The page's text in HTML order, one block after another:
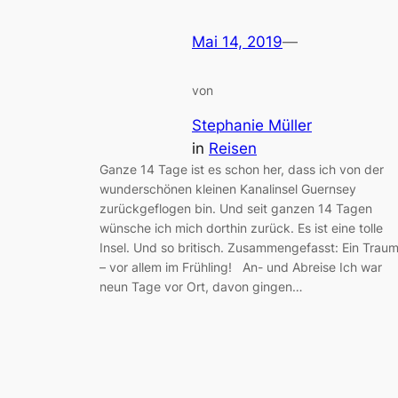
Mai 14, 2019—
von
Stephanie Müller
in Reisen
Ganze 14 Tage ist es schon her, dass ich von der
wunderschönen kleinen Kanalinsel Guernsey
zurückgeflogen bin. Und seit ganzen 14 Tagen
wünsche ich mich dorthin zurück. Es ist eine tolle
Insel. Und so britisch. Zusammengefasst: Ein Traum
– vor allem im Frühling! An- und Abreise Ich war
neun Tage vor Ort, davon gingen…